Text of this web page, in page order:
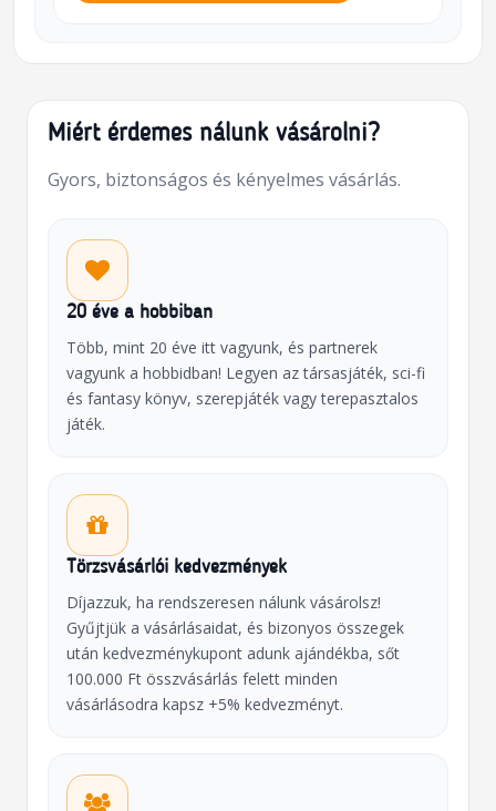
Miért érdemes nálunk vásárolni?
Gyors, biztonságos és kényelmes vásárlás.
20 éve a hobbiban
Több, mint 20 éve itt vagyunk, és partnerek
vagyunk a hobbidban! Legyen az társasjáték, sci-fi
és fantasy könyv, szerepjáték vagy terepasztalos
játék.
Törzsvásárlói kedvezmények
Díjazzuk, ha rendszeresen nálunk vásárolsz!
Gyűjtjük a vásárlásaidat, és bizonyos összegek
után kedvezménykupont adunk ajándékba, sőt
100.000 Ft összvásárlás felett minden
vásárlásodra kapsz +5% kedvezményt.